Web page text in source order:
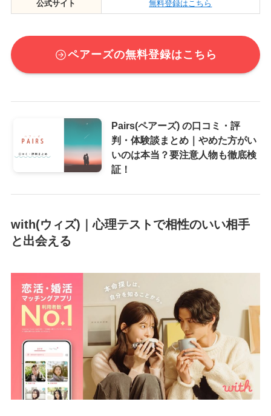
公式サイト 無料登録はこちら
ペアーズの無料登録はこちら
Pairs(ペアーズ) の口コミ・評
判・体験談まとめ｜やめた方がい
いのは本当？要注意人物も徹底検
証！
with(ウィズ)｜心理テストで相性のいい相手
と出会える